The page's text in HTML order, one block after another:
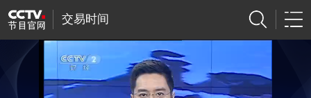
交易时间